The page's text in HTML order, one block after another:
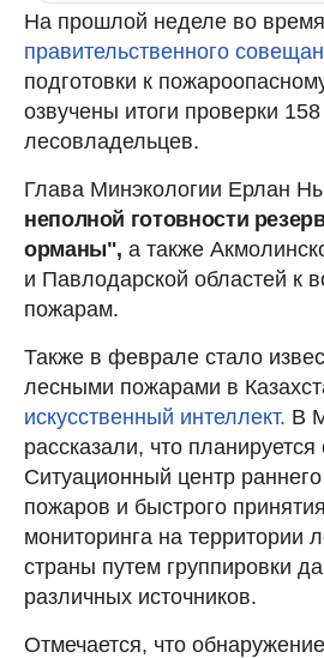
На прошлой неделе во время
правительственного
подготовки к
озвучены итоги проверки
лесовладельцев.
Глава Минэкологии Ерлан
неполной готовности
орманы", а также
и Павлодарской областей к
пожарам.
Также в феврале стало
лесными пожарами в
искусственный интеллект. В
рассказали, что
Ситуационный центр
пожаров и быстрого
мониторинга на территории
страны путем группировки
различных источников.
Отмечается, что